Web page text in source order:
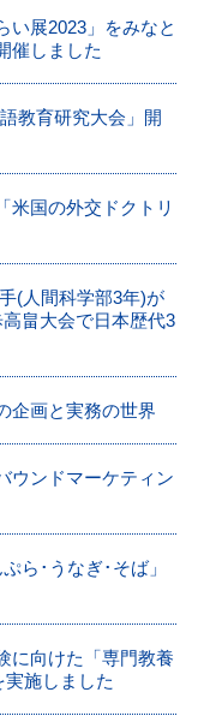
い展2023」をみなと
催しました
教育研究大会」開
米国の外交ドクトリ
(人間科学部3年)が
畠大会で日本歴代3
企画と実務の世界
ウンドマーケティン
ら･うなぎ･そば」
向けた「専門教養
施しました